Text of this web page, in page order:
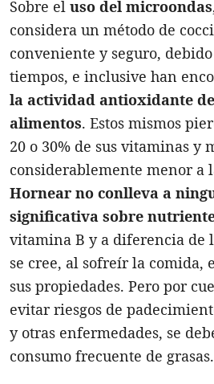
Sobre el uso del microondas
considera un método de
conveniente y seguro,
tiempos, e inclusive han
la actividad antioxidante
alimentos. Estos mismos
20 o 30% de sus vitaminas y
considerablemente menor a
Hornear no conlleva a
significativa sobre
vitamina B y a diferencia de
se cree, al sofreír la comida,
sus propiedades. Pero por
evitar riesgos de
y otras enfermedades, se
consumo frecuente de grasas.